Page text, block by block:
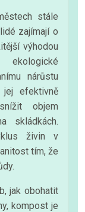
stále
zajímají o
výhodou
nárůstu
efektivně
objem
skládkách.
živin v
tím, že
jak obohatit
kompost je